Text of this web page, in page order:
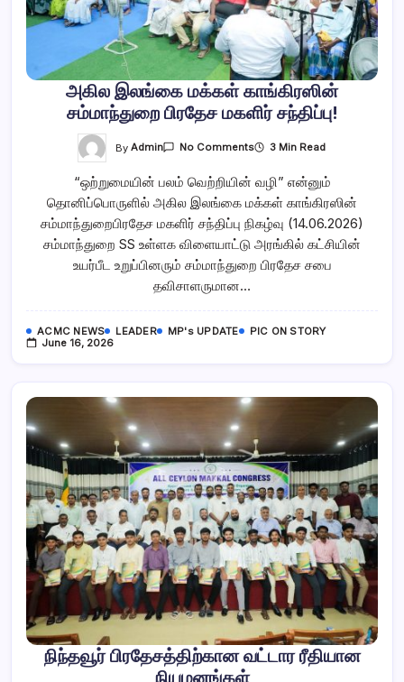
அகில இலங்கை மக்கள் காங்கிரஸின்
சம்மாந்துறை பிரதேச மகளிர் சந்திப்பு!
ByAdmin No CommentsOn
மக்கள்
காங்கிரஸின்
சம்மாந்துறை
பிரதேச
மகளிர்
சந்திப்பு!
3 Min Read
“ஒற்றுமையின் பலம் வெற்றியின் வழி” என்னும்
தொனிப்பொருளில் அகில இலங்கை மக்கள் காங்கிரஸின்
சம்மாந்துறைபிரதேச மகளிர் சந்திப்பு நிகழ்வு (14.06.2026)
சம்மாந்துறை SS உள்ளக விளையாட்டு அரங்கில் கட்சியின்
உயர்பீட உறுப்பினரும் சம்மாந்துறை பிரதேச சபை
தவிசாளருமான…
ACMC NEWS LEADER MP's UPDATE
PIC ON STORY
June 16, 2026
நிந்தவூர் பிரதேசத்திற்கான வட்டார ரீதியான